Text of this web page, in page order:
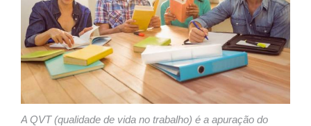
A QVT (qualidade de vida no trabalho) é a apuração do